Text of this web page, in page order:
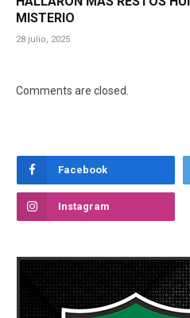
MISTERIO
28 julio, 2025
Comments are closed.
Facebook
Instagram